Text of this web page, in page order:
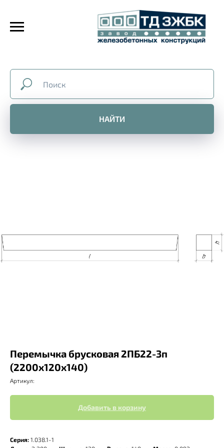
НАЙТИ
Перемычка брусковая 2ПБ22-3п
(2200х120х140)
Артикул:
Добавить в корзину
Серия: 1.038.1-1